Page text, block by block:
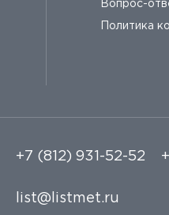
Вопрос-
Политика
+7 (812) 931-52-52
list@listmet.ru